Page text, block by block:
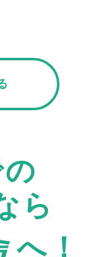
ら
へ！